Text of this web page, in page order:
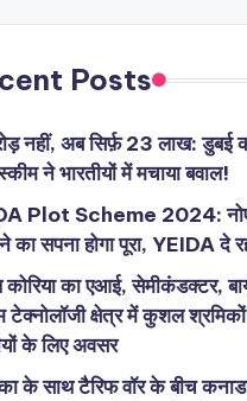
Posts
नहीं, अब सिर्फ़ 23 लाख: डुबई
ने भारतीयों में मचाया बवाल!
Plot Scheme 2024:
का सपना होगा पूरा, YEIDA दे
कोरिया का एआई, सेमीकंडक्टर,
टेक्नोलॉजी क्षेत्र में कुशल श्रमिकों
के लिए अवसर
के साथ टैरिफ वॉर के बीच